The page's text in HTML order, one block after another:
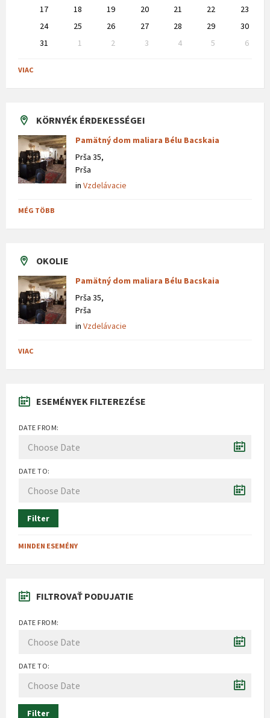
17 18 19 20 21 22
23
24
25 26 27 28 29
30
31
1 2 3 4 5
6
to
calendar
VIAC
KÖRNYÉK ÉRDEKESSÉGEI
Pamätný dom maliara Bélu Bacskaia
Prša 35,
Prša
in Vzdelávacie
MÉG TÖBB
OKOLIE
Pamätný dom maliara Bélu Bacskaia
Prša 35,
Prša
in Vzdelávacie
VIAC
ESEMÉNYEK FILTEREZÉSE
DATE FROM:
DATE TO:
Filter
MINDEN ESEMÉNY
FILTROVAŤ PODUJATIE
DATE FROM:
DATE TO:
Filter